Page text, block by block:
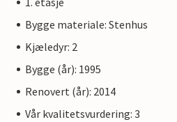
Bygge materiale: Stenhus
Kjæledyr: 2
Bygge (år): 1995
Renovert (år): 2014
Vår kvalitetsvurdering: 3